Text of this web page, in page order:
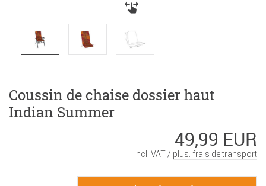
Coussin de chaise dossier haut
Indian Summer
49,99 EUR
incl. VAT / plus. frais de transport